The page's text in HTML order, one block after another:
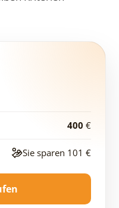
400 €
Sie sparen 101 €